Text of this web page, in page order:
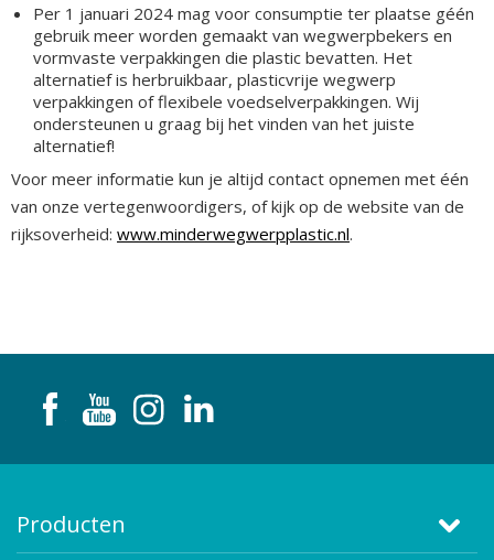
Per 1 januari 2024 mag voor consumptie ter plaatse géén
gebruik meer worden gemaakt van wegwerpbekers en
vormvaste verpakkingen die plastic bevatten. Het
alternatief is herbruikbaar, plasticvrije wegwerp
verpakkingen of flexibele voedselverpakkingen. Wij
ondersteunen u graag bij het vinden van het juiste
alternatief!
Voor meer informatie kun je altijd contact opnemen met één
van onze vertegenwoordigers, of kijk op de website van de
rijksoverheid: www.minderwegwerpplastic.nl.
Producten